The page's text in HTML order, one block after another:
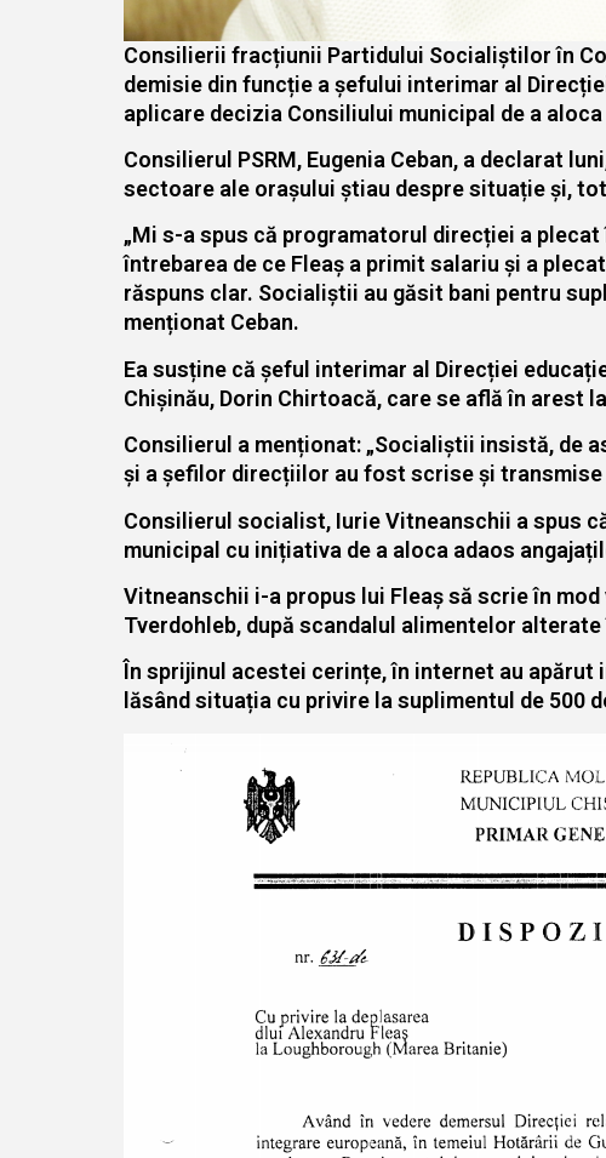
Consilierii fracțiunii Partidului Socialiștilor în
demisie din funcție a șefului interimar al
aplicare decizia Consiliului municipal de a
Consilierul PSRM, Eugenia Ceban, a declarat
sectoare ale orașului știau despre situație și,
„Mi s-a spus că programatorul direcției a
întrebarea de ce Fleaș a primit salariu și a
răspuns clar. Socialiștii au găsit bani pentru
menționat Ceban.
Ea susține că șeful interimar al Direcției
Chișinău, Dorin Chirtoacă, care se află în arest
Consilierul a menționat: „Socialiștii insistă, de
și a șefilor direcțiilor au fost scrise și
Consilierul socialist, Iurie Vitneanschii a spus
municipal cu inițiativa de a aloca adaos
Vitneanschii i-a propus lui Fleaș să scrie în
Tverdohleb, după scandalul alimentelor
În sprijinul acestei cerințe, în internet au apărut
lăsând situația cu privire la suplimentul de 500